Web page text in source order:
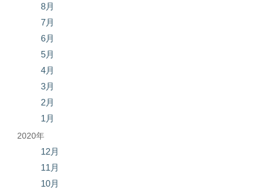
8月
7月
6月
5月
4月
3月
2月
1月
2020年
12月
11月
10月